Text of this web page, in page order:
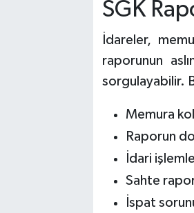
SGK
İdareler,
raporunun
sorgulayabilir.
Memura
Raporun
İdari
Sahte
İspat